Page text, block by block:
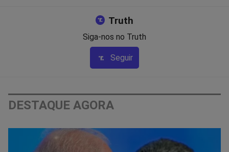
Truth
Siga-nos no Truth
Seguir
DESTAQUE AGORA